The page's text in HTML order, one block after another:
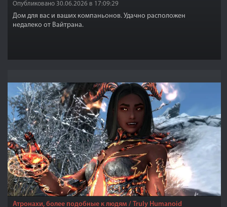
Опубликовано 30.06.2026 в 17:09:29
Дом для вас и ваших компаньонов. Удачно расположен
недалеко от Вайтрана.
Атронахи, более подобные к людям / Truly Humanoid